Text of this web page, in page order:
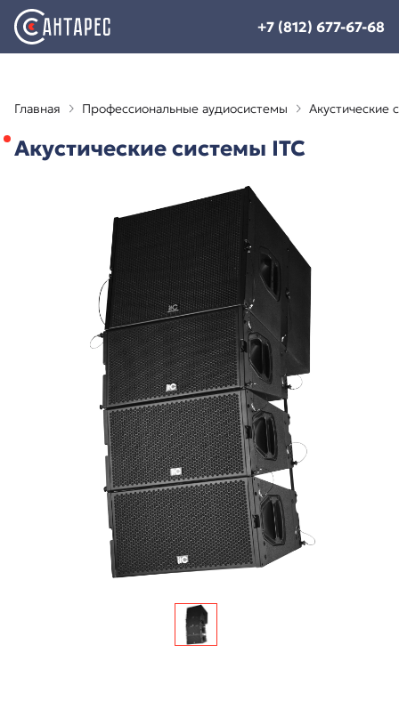
+7 (812) 677-67-68
Главная Профессиональные аудиосистемы Акустические
Акустические системы ITC